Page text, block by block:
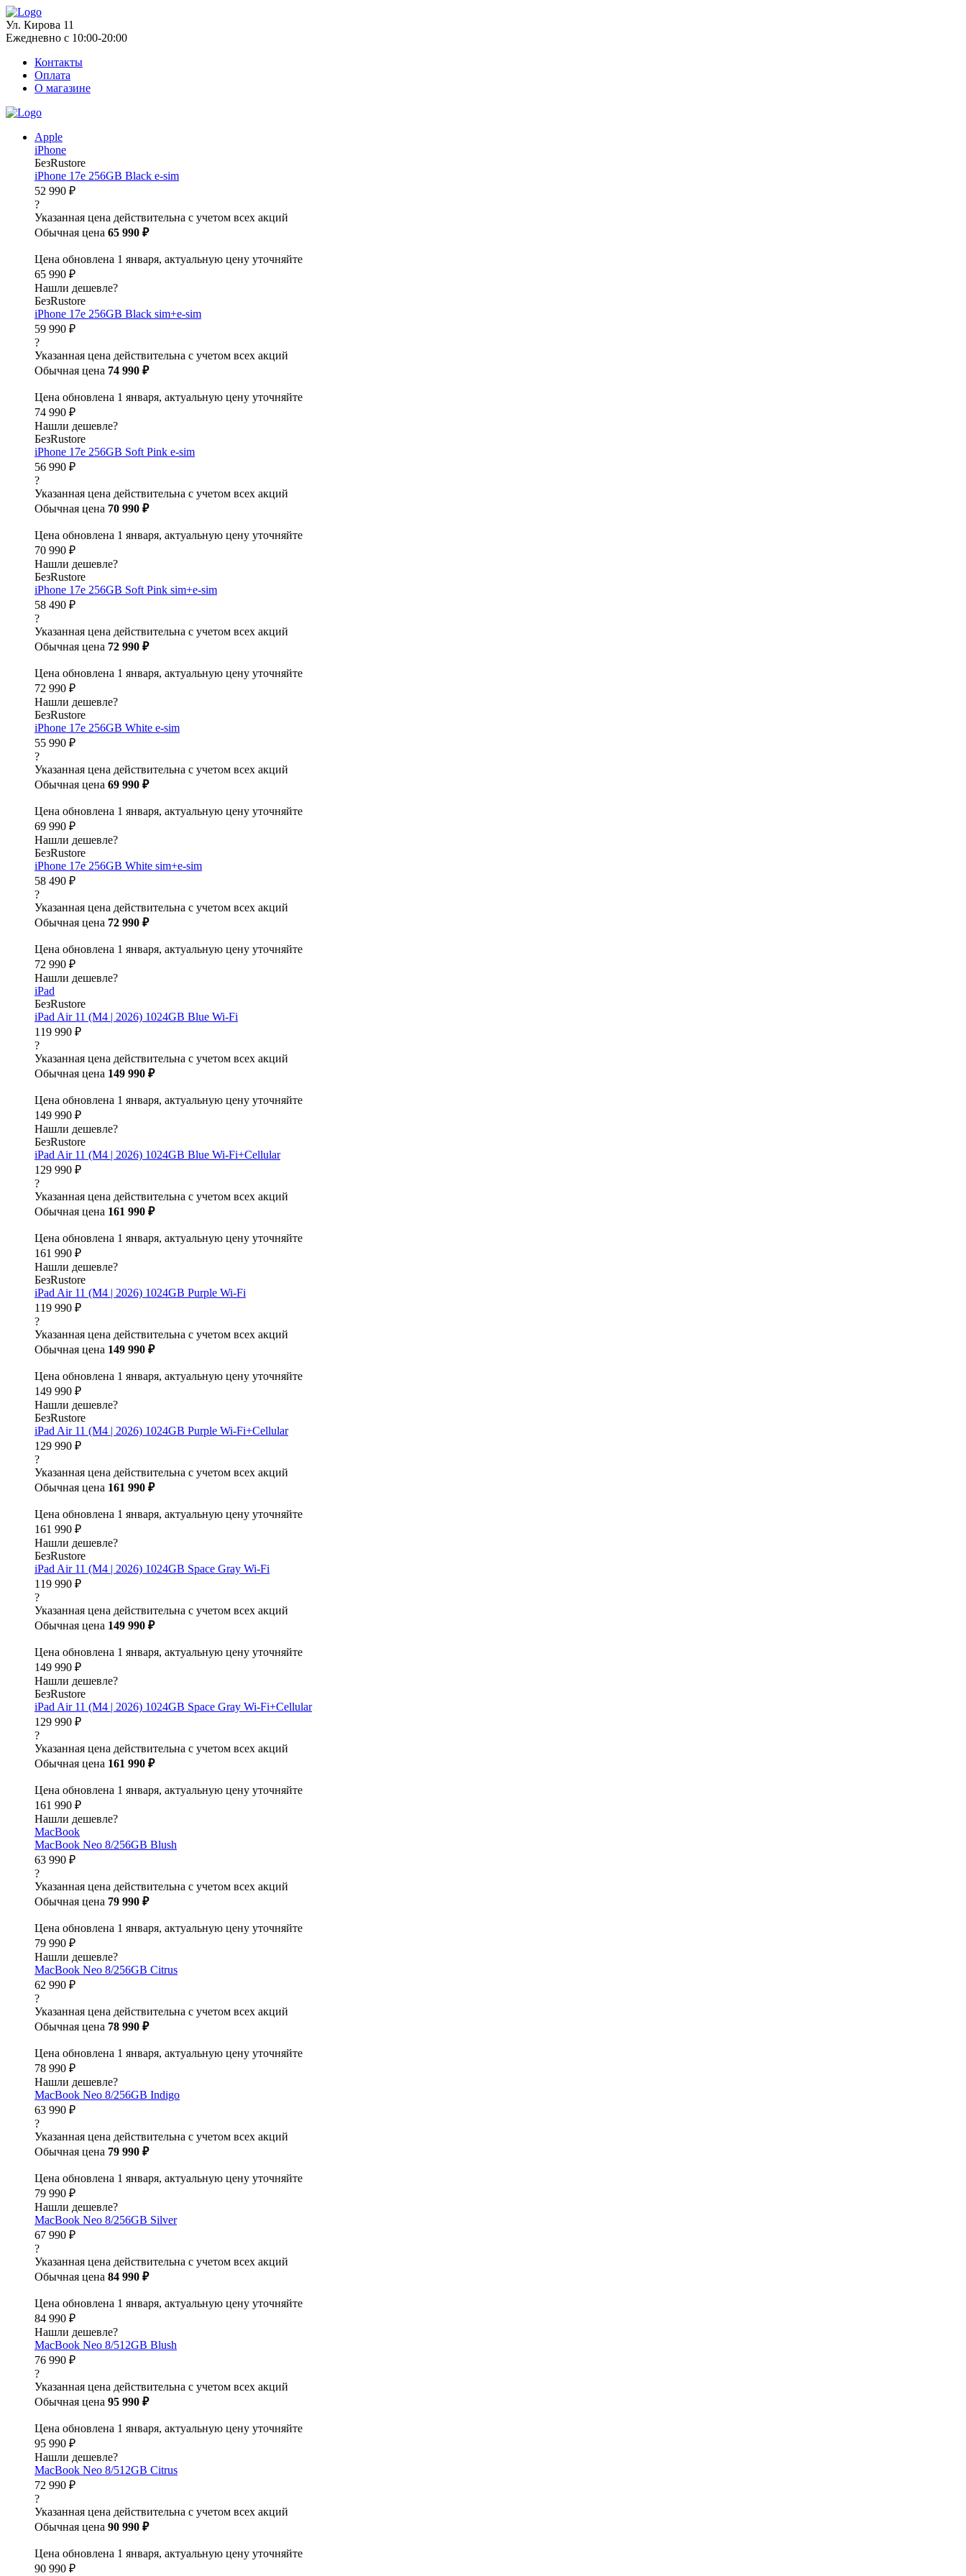
Ул. Кирова 11
Ежедневно с 10:00-20:00
Контакты
Оплата
О магазине
Apple
iPhone
БезRustore
iPhone 17e 256GB Black e-sim
52 990 ₽
?
Указанная цена действительна с учетом всех акций
Обычная цена 65 990 ₽
Цена обновлена 1 января, актуальную цену уточняйте
65 990 ₽
Нашли дешевле?
БезRustore
iPhone 17e 256GB Black sim+e-sim
59 990 ₽
?
Указанная цена действительна с учетом всех акций
Обычная цена 74 990 ₽
Цена обновлена 1 января, актуальную цену уточняйте
74 990 ₽
Нашли дешевле?
БезRustore
iPhone 17e 256GB Soft Pink e-sim
56 990 ₽
?
Указанная цена действительна с учетом всех акций
Обычная цена 70 990 ₽
Цена обновлена 1 января, актуальную цену уточняйте
70 990 ₽
Нашли дешевле?
БезRustore
iPhone 17e 256GB Soft Pink sim+e-sim
58 490 ₽
?
Указанная цена действительна с учетом всех акций
Обычная цена 72 990 ₽
Цена обновлена 1 января, актуальную цену уточняйте
72 990 ₽
Нашли дешевле?
БезRustore
iPhone 17e 256GB White e-sim
55 990 ₽
?
Указанная цена действительна с учетом всех акций
Обычная цена 69 990 ₽
Цена обновлена 1 января, актуальную цену уточняйте
69 990 ₽
Нашли дешевле?
БезRustore
iPhone 17e 256GB White sim+e-sim
58 490 ₽
?
Указанная цена действительна с учетом всех акций
Обычная цена 72 990 ₽
Цена обновлена 1 января, актуальную цену уточняйте
72 990 ₽
Нашли дешевле?
iPad
БезRustore
iPad Air 11 (M4 | 2026) 1024GB Blue Wi-Fi
119 990 ₽
?
Указанная цена действительна с учетом всех акций
Обычная цена 149 990 ₽
Цена обновлена 1 января, актуальную цену уточняйте
149 990 ₽
Нашли дешевле?
БезRustore
iPad Air 11 (M4 | 2026) 1024GB Blue Wi-Fi+Cellular
129 990 ₽
?
Указанная цена действительна с учетом всех акций
Обычная цена 161 990 ₽
Цена обновлена 1 января, актуальную цену уточняйте
161 990 ₽
Нашли дешевле?
БезRustore
iPad Air 11 (M4 | 2026) 1024GB Purple Wi-Fi
119 990 ₽
?
Указанная цена действительна с учетом всех акций
Обычная цена 149 990 ₽
Цена обновлена 1 января, актуальную цену уточняйте
149 990 ₽
Нашли дешевле?
БезRustore
iPad Air 11 (M4 | 2026) 1024GB Purple Wi-Fi+Cellular
129 990 ₽
?
Указанная цена действительна с учетом всех акций
Обычная цена 161 990 ₽
Цена обновлена 1 января, актуальную цену уточняйте
161 990 ₽
Нашли дешевле?
БезRustore
iPad Air 11 (M4 | 2026) 1024GB Space Gray Wi-Fi
119 990 ₽
?
Указанная цена действительна с учетом всех акций
Обычная цена 149 990 ₽
Цена обновлена 1 января, актуальную цену уточняйте
149 990 ₽
Нашли дешевле?
БезRustore
iPad Air 11 (M4 | 2026) 1024GB Space Gray Wi-Fi+Cellular
129 990 ₽
?
Указанная цена действительна с учетом всех акций
Обычная цена 161 990 ₽
Цена обновлена 1 января, актуальную цену уточняйте
161 990 ₽
Нашли дешевле?
MacBook
MacBook Neo 8/256GB Blush
63 990 ₽
?
Указанная цена действительна с учетом всех акций
Обычная цена 79 990 ₽
Цена обновлена 1 января, актуальную цену уточняйте
79 990 ₽
Нашли дешевле?
MacBook Neo 8/256GB Citrus
62 990 ₽
?
Указанная цена действительна с учетом всех акций
Обычная цена 78 990 ₽
Цена обновлена 1 января, актуальную цену уточняйте
78 990 ₽
Нашли дешевле?
MacBook Neo 8/256GB Indigo
63 990 ₽
?
Указанная цена действительна с учетом всех акций
Обычная цена 79 990 ₽
Цена обновлена 1 января, актуальную цену уточняйте
79 990 ₽
Нашли дешевле?
MacBook Neo 8/256GB Silver
67 990 ₽
?
Указанная цена действительна с учетом всех акций
Обычная цена 84 990 ₽
Цена обновлена 1 января, актуальную цену уточняйте
84 990 ₽
Нашли дешевле?
MacBook Neo 8/512GB Blush
76 990 ₽
?
Указанная цена действительна с учетом всех акций
Обычная цена 95 990 ₽
Цена обновлена 1 января, актуальную цену уточняйте
95 990 ₽
Нашли дешевле?
MacBook Neo 8/512GB Citrus
72 990 ₽
?
Указанная цена действительна с учетом всех акций
Обычная цена 90 990 ₽
Цена обновлена 1 января, актуальную цену уточняйте
90 990 ₽